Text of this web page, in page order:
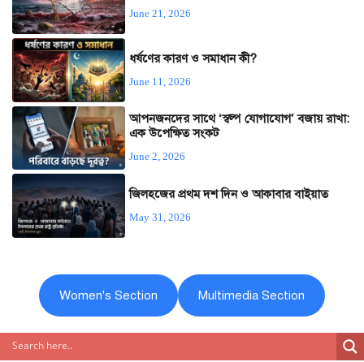
June 21, 2026
ধর্ষণের কারণ ও সমাধান কী?
June 11, 2026
আপনজনদের সাথে ‘স্বল্প যোগাযোগ’ বজায় রাখা:
এক উপেক্ষিত সংকট
June 2, 2026
জিলহজের প্রথম দশ দিন ও আকাবার বাইয়াত
May 31, 2026
Women's Section Multimedia Section